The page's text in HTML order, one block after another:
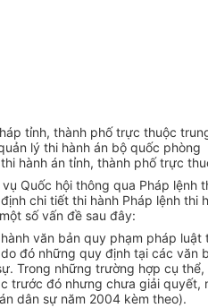
tỉnh, thành phố trực thuộc
lý thi hành án bộ quốc phòng
hành án tỉnh, thành phố trực
Quốc hội thông qua Pháp
chi tiết thi hành Pháp lệnh thi
số vấn đề sau đây:
văn bản quy phạm pháp
đó những quy định tại các văn
Trong những trường hợp cụ
trước đó nhưng chưa giải
dân sự năm 2004 kèm theo).